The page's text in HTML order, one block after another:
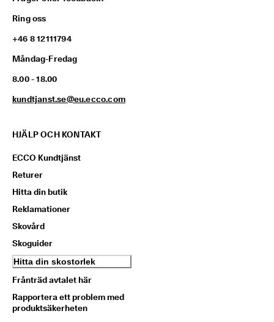
Ring oss
+46 8 12111794
Måndag-Fredag
8.00 - 18.00
kundtjanst.se@eu.ecco.com
HJÄLP OCH KONTAKT
ECCO Kundtjänst
Returer
Hitta din butik
Reklamationer
Skovård
Skoguider
Hitta din skostorlek
Frånträd avtalet här
Rapportera ett problem med
produktsäkerheten